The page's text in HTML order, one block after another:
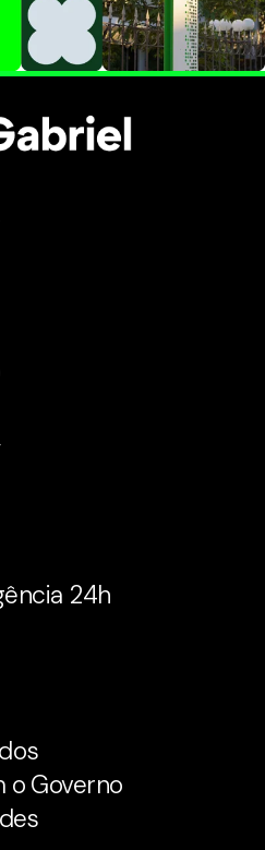
24h
o Governo